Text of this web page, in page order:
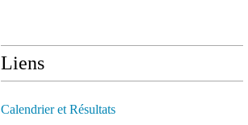
Liens
Calendrier et Résultats